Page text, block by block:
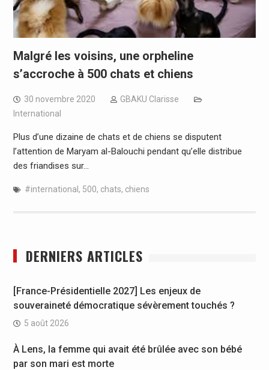
Malgré les voisins, une orpheline
s’accroche à 500 chats et chiens
30 novembre 2020
GBAKU Clarisse
International
Plus d’une dizaine de chats et de chiens se disputent
l’attention de Maryam al-Balouchi pendant qu’elle distribue
des friandises sur…
#international , 500, chats, chiens
DERNIERS ARTICLES
[France-Présidentielle 2027] Les enjeux de
souveraineté démocratique sévèrement touchés ?
5 août 2026
À Lens, la femme qui avait été brûlée avec son bébé
par son mari est morte